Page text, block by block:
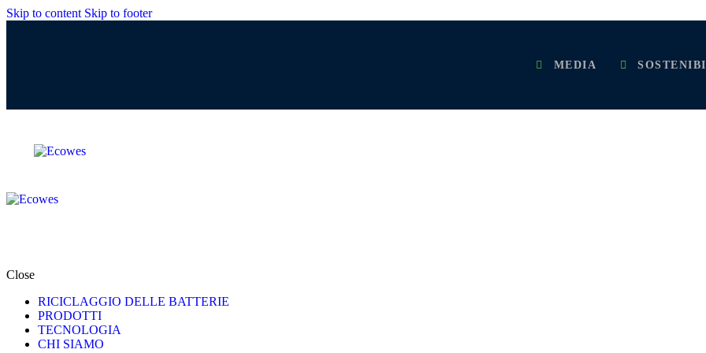
Skip to content Skip to footer
MEDIA
Close
RICICLAGGIO DELLE BATTERIE
PRODOTTI
TECNOLOGIA
CHI SIAMO